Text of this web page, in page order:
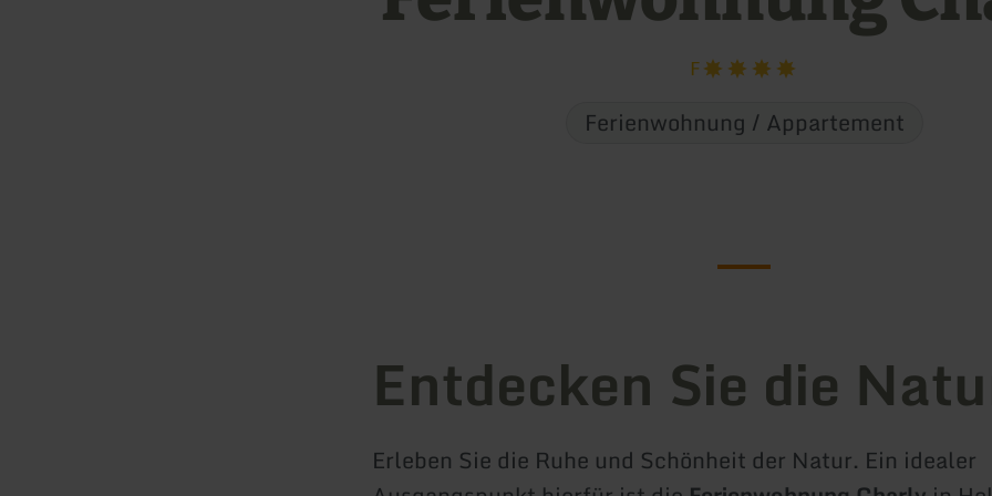
F
Ferienwohnung / Appartement
Entdecken Sie die
Erleben Sie die Ruhe und Schönheit der Natur. Ein idealer